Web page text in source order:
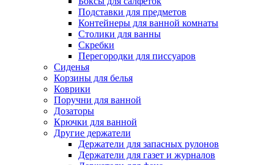
Подставки для предметов
Контейнеры для ванной комнаты
Столики для ванны
Скребки
Перегородки для писсуаров
Сиденья
Корзины для белья
Коврики
Поручни для ванной
Дозаторы
Крючки для ванной
Другие держатели
Держатели для запасных рулонов
Держатели для газет и журналов